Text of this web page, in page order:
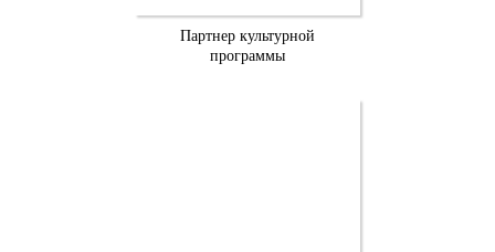
Партнер культурной
программы